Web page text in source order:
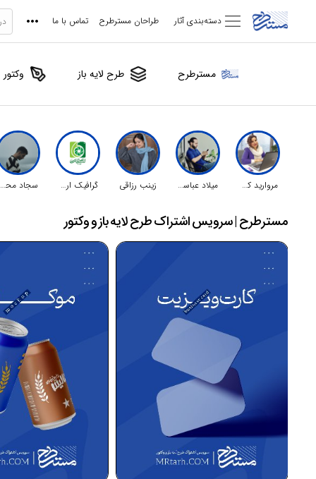
دسته‌بندی آثار طراحان مسترطرح تماس با ما
مسترطرح طرح لایه باز وکتور
مروارید کلانترنیا میلاد عباسی زینب رزاقی گرافیک اردیبهشت سجاد محمدی
مسترطرح | سرویس اشتراک طرح لایه باز و وکتور